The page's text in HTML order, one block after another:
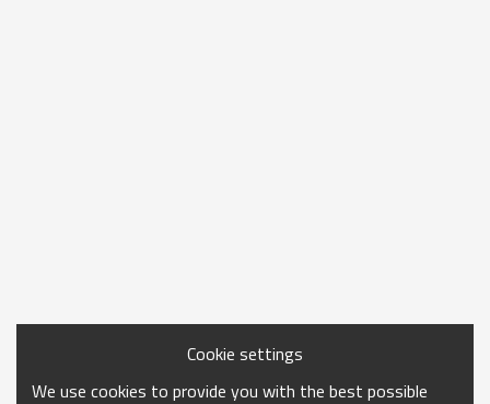
Cookie settings
We use cookies to provide you with the best possible